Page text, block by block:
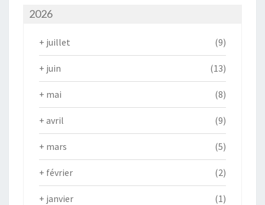
2026
+ juillet (9)
+ juin (13)
+ mai (8)
+ avril (9)
+ mars (5)
+ février (2)
+ janvier (1)